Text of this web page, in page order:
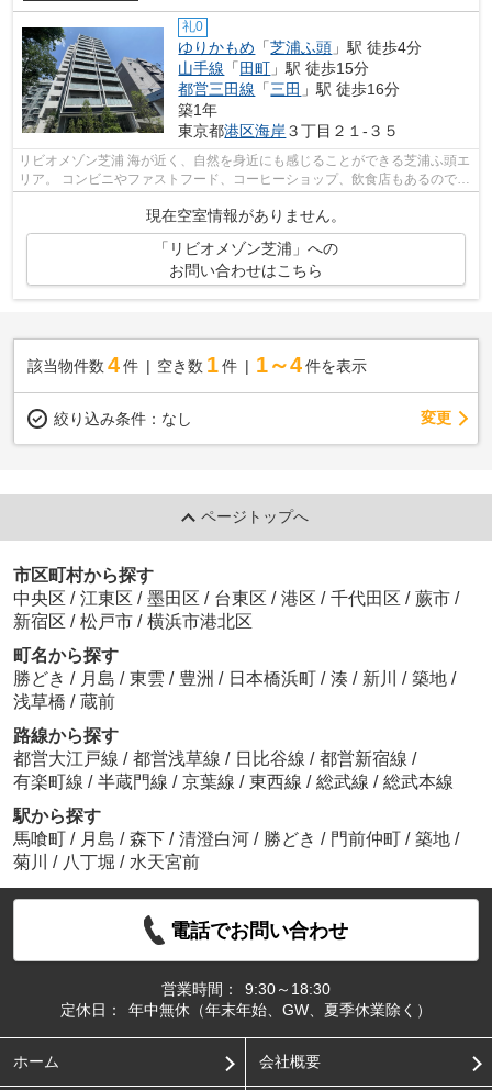
礼0
ゆりかもめ 「芝浦ふ頭 」駅 徒歩4分
山手線 「 田町 」駅 徒歩15分
都営三田線 「三田 」駅 徒歩16分
築1年
東京都港区海岸３丁目２１‐３５
リビオメゾン芝浦 海が近く、自然を身近にも感じることができる芝浦ふ頭エ
リア。 コンビニやファストフード、コーヒーショップ、飲食店もあるので1
現在空室情報がありません。
「リビオメゾン芝浦」への
お問い合わせはこちら
該当物件数 4件 空き数 1 件 1～4 件を表示
絞り込み条件： なし 変更
ページトップへ
市区町村から探す
中央区 / 江東区 / 墨田区 / 台東区 / 港区 / 千代田区 / 蕨市 /
新宿区 / 松戸市 / 横浜市港北区
町名から探す
勝どき / 月島 / 東雲 / 豊洲 / 日本橋浜町 / 湊 / 新川 / 築地 /
浅草橋 / 蔵前
路線から探す
都営大江戸線 / 都営浅草線 / 日比谷線 / 都営新宿線 /
有楽町線 / 半蔵門線 / 京葉線 / 東西線 / 総武線 / 総武本線
駅から探す
馬喰町 / 月島 / 森下 / 清澄白河 / 勝どき / 門前仲町 / 築地 /
菊川
/ 八丁堀 / 水天宮前
電話でお問い合わせ
営業時間：
9:30～18:30
定休日：
年中無休（年末年始、GW、夏季休業除く）
ホーム 会社概要